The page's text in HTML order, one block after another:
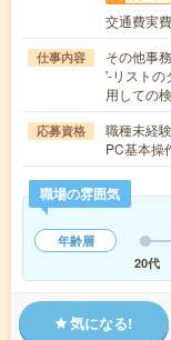
交通費実
仕事内容
その他事
'-リストの
用しての
応募資格
職種未経
PC基本操
職場の雰囲気
年齢層
20代
気になる!